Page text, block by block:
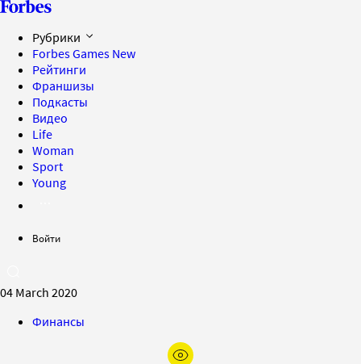
Рубрики
Forbes Games New
Рейтинги
Франшизы
Подкасты
Видео
Life
Woman
Sport
Young
Войти
04 March 2020
Финансы